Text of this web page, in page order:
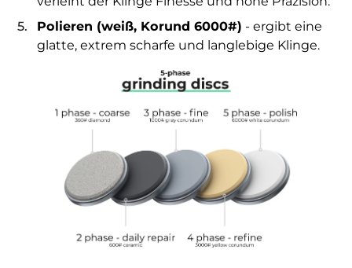
Polieren (weiß, Korund 6000#) - ergibt eine
glatte, extrem scharfe und langlebige Klinge.